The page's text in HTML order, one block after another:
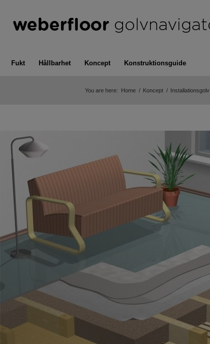
Fukt Hållbarhet Koncept Konstruktionsguide
You are here: Home / Koncept / Installationsgolv